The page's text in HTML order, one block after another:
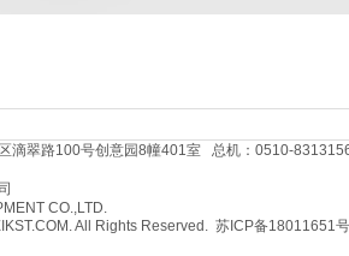
区滴翠路100号创意园8幢401室 总机：0510-
CO.,LTD.
All Rights Reserved. 苏ICP备18011651